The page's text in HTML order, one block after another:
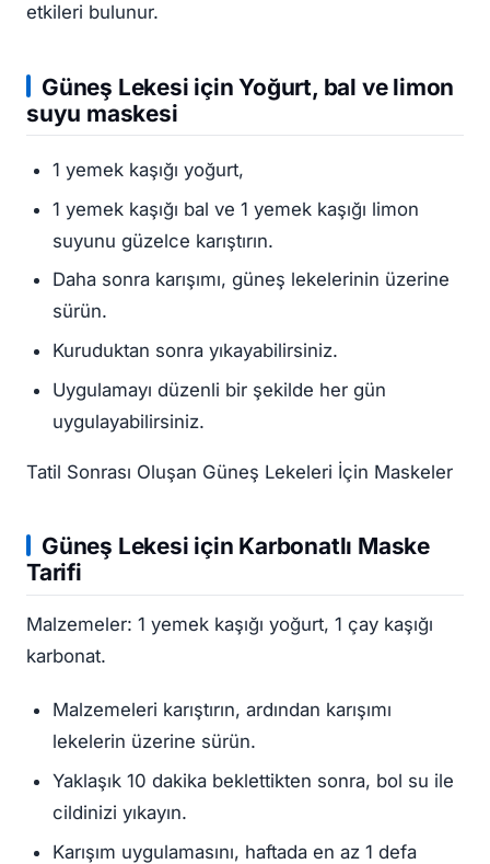
etkileri bulunur.
Güneş Lekesi için Yoğurt, bal ve limon
suyu maskesi
1 yemek kaşığı yoğurt,
1 yemek kaşığı bal ve 1 yemek kaşığı limon
suyunu güzelce karıştırın.
Daha sonra karışımı, güneş lekelerinin üzerine
sürün.
Kuruduktan sonra yıkayabilirsiniz.
Uygulamayı düzenli bir şekilde her gün
uygulayabilirsiniz.
Tatil Sonrası Oluşan Güneş Lekeleri İçin Maskeler
Güneş Lekesi için Karbonatlı Maske
Tarifi
Malzemeler: 1 yemek kaşığı yoğurt, 1 çay kaşığı
karbonat.
Malzemeleri karıştırın, ardından karışımı
lekelerin üzerine sürün.
Yaklaşık 10 dakika beklettikten sonra, bol su ile
cildinizi yıkayın.
Karışım uygulamasını, haftada en az 1 defa